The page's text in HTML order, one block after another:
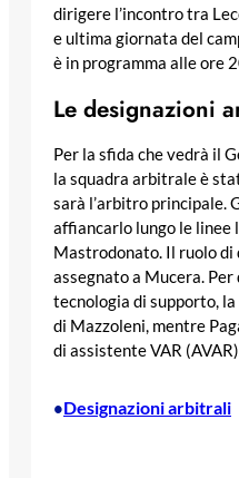
dirigere l’incontro tra
e ultima giornata del
è in programma alle ore
Le designazioni
Per la sfida che vedrà il
la squadra arbitrale è
sarà l’arbitro principale.
affiancarlo lungo le
Mastrodonato. Il ruolo di
assegnato a Mucera.
tecnologia di supporto,
di Mazzoleni, mentre
di assistente VAR
•Designazioni arbitrali